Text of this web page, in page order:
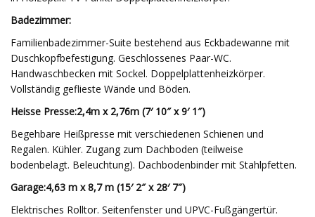
Badezimmer:
Familienbadezimmer-Suite bestehend aus Eckbadewanne mit
Duschkopfbefestigung. Geschlossenes Paar-WC.
Handwaschbecken mit Sockel. Doppelplattenheizkörper.
Vollständig geflieste Wände und Böden.
Heisse Presse:2,4m x 2,76m (7′ 10″ x 9′ 1″)
Begehbare Heißpresse mit verschiedenen Schienen und
Regalen. Kühler. Zugang zum Dachboden (teilweise
bodenbelagt. Beleuchtung). Dachbodenbinder mit Stahlpfetten.
Garage:4,63 m x 8,7 m (15′ 2″ x 28′ 7″)
Elektrisches Rolltor. Seitenfenster und UPVC-Fußgängertür.